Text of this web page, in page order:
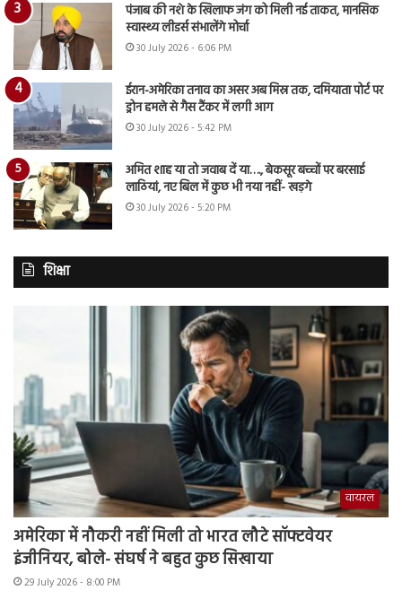
पंजाब की नशे के खिलाफ जंग को मिली नई ताकत, मानसिक
स्वास्थ्य लीडर्स संभालेंगे मोर्चा
30 July 2026 - 6:06 PM
ईरान-अमेरिका तनाव का असर अब मिस्र तक, दमियाता पोर्ट पर
ड्रोन हमले से गैस टैंकर में लगी आग
30 July 2026 - 5:42 PM
अमित शाह या तो जवाब दें या…., बेकसूर बच्चों पर बरसाई
लाठियां, नए बिल में कुछ भी नया नहीं- खड़गे
30 July 2026 - 5:20 PM
शिक्षा
वायरल
अमेरिका में नौकरी नहीं मिली तो भारत लौटे सॉफ्टवेयर
इंजीनियर, बोले- संघर्ष ने बहुत कुछ सिखाया
29 July 2026 - 8:00 PM